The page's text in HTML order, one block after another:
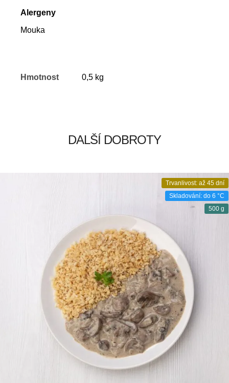
Alergeny
Mouka
Hmotnost 0,5 kg
DALŠÍ DOBROTY
Trvanlivost: až 45 dní
Skladování: do 6 °C
500 g